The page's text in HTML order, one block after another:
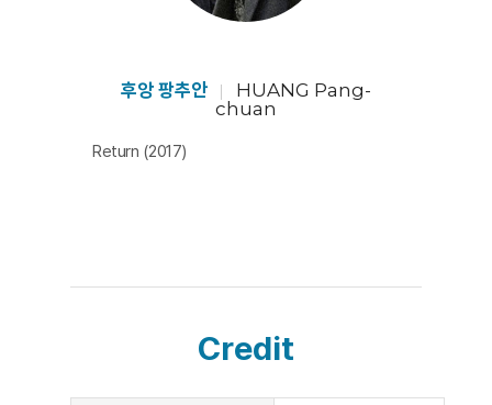
지고 전체가 드러난다. 전쟁에서 살아남기 위해 해체된 가
록 가슴에 담아둬야 했다. 그리고 훗날 먼지 더미 속에서
편지와 일기와 함께 발견한 할아버지의 낡은 사진 한 장은
그를 멀고 긴 여정으로 이끈다. [임세은]
후앙 팡추안
HUANG Pang-
chuan
Return (2017)
Credit